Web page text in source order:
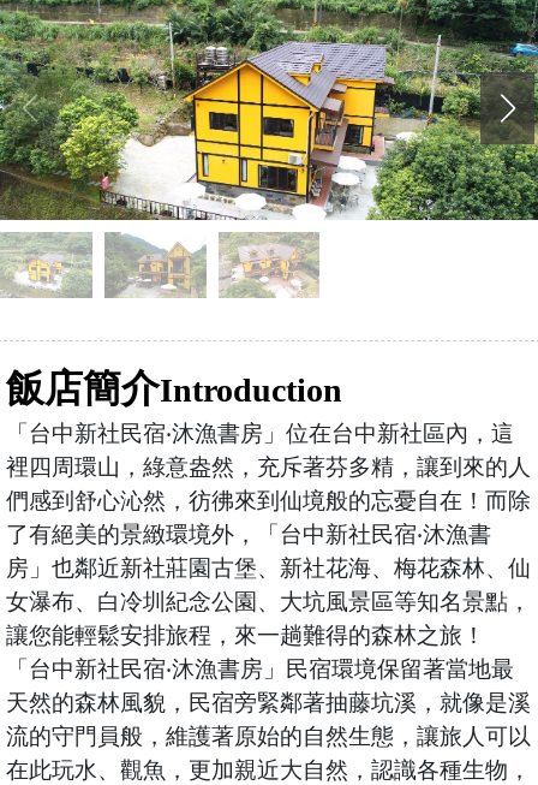
飯店簡介Introduction
「台中新社民宿‧沐漁書房」位在台中新社區內，這
裡四周環山，綠意盎然，充斥著芬多精，讓到來的人
們感到舒心沁然，彷彿來到仙境般的忘憂自在！而除
了有絕美的景緻環境外，「台中新社民宿‧沐漁書
房」也鄰近新社莊園古堡、新社花海、梅花森林、仙
女瀑布、白冷圳紀念公園、大坑風景區等知名景點，
讓您能輕鬆安排旅程，來一趟難得的森林之旅！
「台中新社民宿‧沐漁書房」民宿環境保留著當地最
天然的森林風貌，民宿旁緊鄰著抽藤坑溪，就像是溪
流的守門員般，維護著原始的自然生態，讓旅人可以
在此玩水、觀魚，更加親近大自然，認識各種生物，